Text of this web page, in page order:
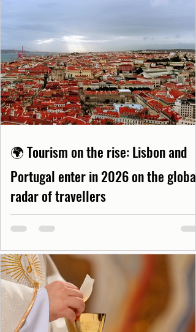
🌍 Tourism on the rise: Lisbon and
Portugal enter in 2026 on the global
radar of travellers